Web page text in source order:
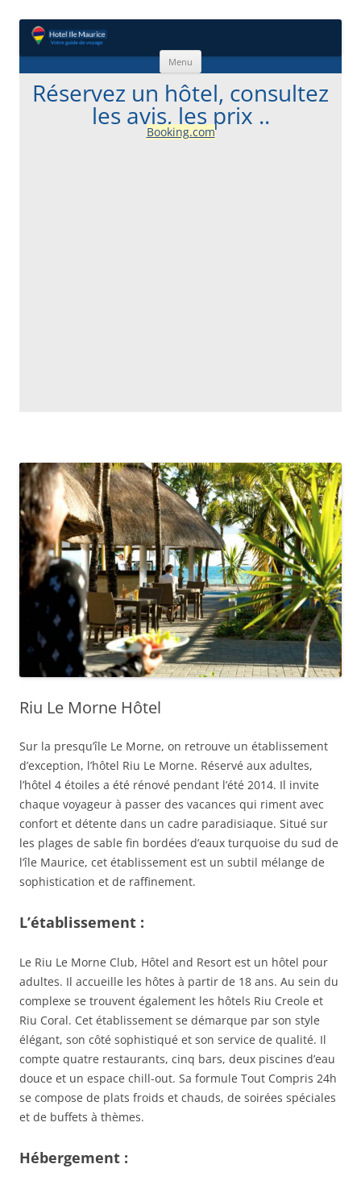
Menu Aller au contenu
Réservez un hôtel, consultez
les avis, les prix ..
Booking.com
Riu Le Morne Hôtel
Sur la presqu’île Le Morne, on retrouve un établissement
d’exception, l’hôtel Riu Le Morne. Réservé aux adultes,
l’hôtel 4 étoiles a été rénové pendant l’été 2014. Il invite
chaque voyageur à passer des vacances qui riment avec
confort et détente dans un cadre paradisiaque. Situé sur
les plages de sable fin bordées d’eaux turquoise du sud de
l’île Maurice, cet établissement est un subtil mélange de
sophistication et de raffinement.
L’établissement :
Le Riu Le Morne Club, Hôtel and Resort est un hôtel pour
adultes. Il accueille les hôtes à partir de 18 ans. Au sein du
complexe se trouvent également les hôtels Riu Creole et
Riu Coral. Cet établissement se démarque par son style
élégant, son côté sophistiqué et son service de qualité. Il
compte quatre restaurants, cinq bars, deux piscines d’eau
douce et un espace chill-out. Sa formule Tout Compris 24h
se compose de plats froids et chauds, de soirées spéciales
et de buffets à thèmes.
Hébergement :